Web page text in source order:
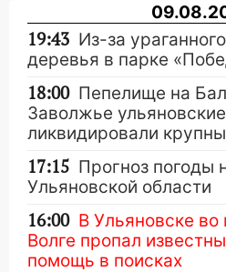
19:43 Из-за
деревья в парке
18:00 Пепелище на
Заволжье
ликвидировали
17:15 Прогноз погоды
Ульяновской области
16:00 В Ульяновске
Волге пропал
помощь в поисках